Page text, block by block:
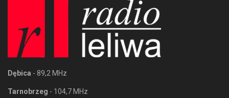
Dębica - 89,2 MHz
Tarnobrzeg - 104,7 MHz